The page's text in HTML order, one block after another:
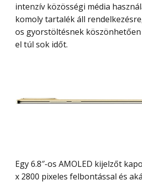
intenzív közösségi média
komoly tartalék áll
os gyorstöltésnek köszönhetően
el túl sok időt.
Egy 6.8″-os AMOLED kijelzőt kapott, amely 1280
x 2800 pixeles felbontással és